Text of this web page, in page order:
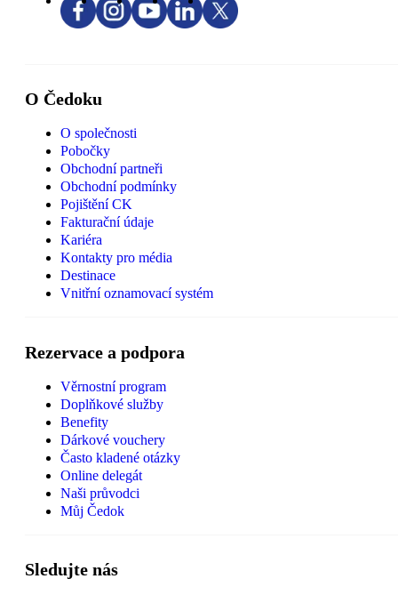
O Čedoku
O společnosti
Pobočky
Obchodní partneři
Obchodní podmínky
Pojištění CK
Fakturační údaje
Kariéra
Kontakty pro média
Destinace
Vnitřní oznamovací systém
Rezervace a podpora
Věrnostní program
Doplňkové služby
Benefity
Dárkové vouchery
Často kladené otázky
Online delegát
Naši průvodci
Můj Čedok
Sledujte nás